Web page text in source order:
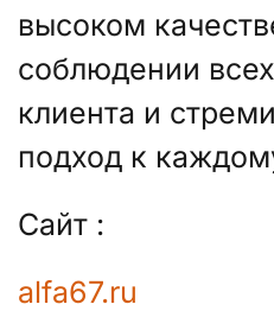
высоком
соблюдении
клиента и
подход к
Сайт :
alfa67.ru